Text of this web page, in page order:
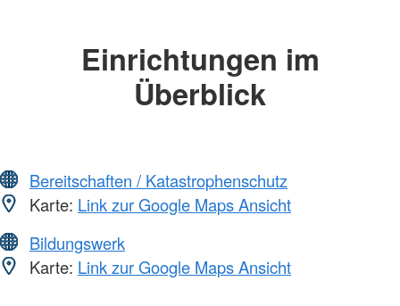
Einrichtungen im
Überblick
Bereitschaften / Katastrophenschutz
Karte: Link zur Google Maps Ansicht
Bildungswerk
Karte: Link zur Google Maps Ansicht